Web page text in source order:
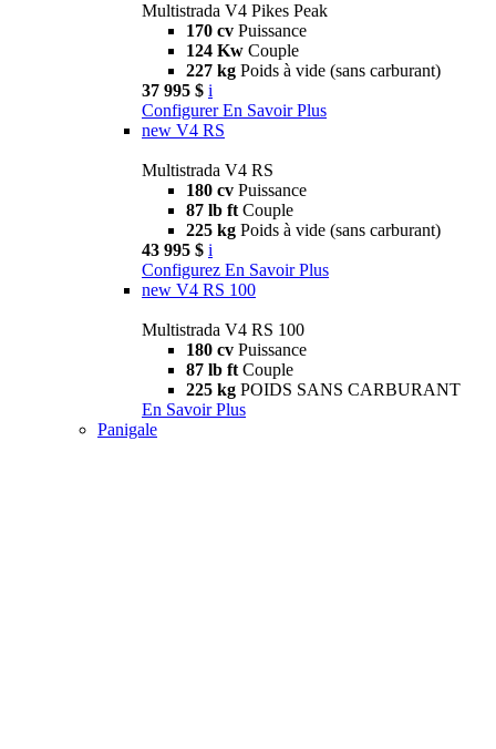
Multistrada V4 Pikes Peak
170 cv Puissance
124 Kw Couple
227 kg Poids à vide (sans carburant)
37 995 $ i
Configurer En Savoir Plus
new V4 RS
Multistrada V4 RS
180 cv Puissance
87 lb ft Couple
225 kg Poids à vide (sans carburant)
43 995 $ i
Configurez En Savoir Plus
new V4 RS 100
Multistrada V4 RS 100
180 cv Puissance
87 lb ft Couple
225 kg POIDS SANS CARBURANT
En Savoir Plus
Panigale